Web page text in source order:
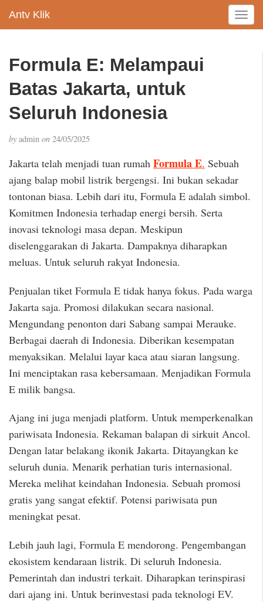
Antv Klik
T
o
o
Formula E: Melampaui
Batas Jakarta, untuk
Seluruh Indonesia
by admin on 24/05/2025
Jakarta telah menjadi tuan rumah Formula E. Sebuah
ajang balap mobil listrik bergengsi. Ini bukan sekadar
tontonan biasa. Lebih dari itu, Formula E adalah simbol.
Komitmen Indonesia terhadap energi bersih. Serta
inovasi teknologi masa depan. Meskipun
diselenggarakan di Jakarta. Dampaknya diharapkan
meluas. Untuk seluruh rakyat Indonesia.
Penjualan tiket Formula E tidak hanya fokus. Pada warga
Jakarta saja. Promosi dilakukan secara nasional.
Mengundang penonton dari Sabang sampai Merauke.
Berbagai daerah di Indonesia. Diberikan kesempatan
menyaksikan. Melalui layar kaca atau siaran langsung.
Ini menciptakan rasa kebersamaan. Menjadikan Formula
E milik bangsa.
Ajang ini juga menjadi platform. Untuk memperkenalkan
pariwisata Indonesia. Rekaman balapan di sirkuit Ancol.
Dengan latar belakang ikonik Jakarta. Ditayangkan ke
seluruh dunia. Menarik perhatian turis internasional.
Mereka melihat keindahan Indonesia. Sebuah promosi
gratis yang sangat efektif. Potensi pariwisata pun
meningkat pesat.
Lebih jauh lagi, Formula E mendorong. Pengembangan
ekosistem kendaraan listrik. Di seluruh Indonesia.
Pemerintah dan industri terkait. Diharapkan terinspirasi
dari ajang ini. Untuk berinvestasi pada teknologi EV.